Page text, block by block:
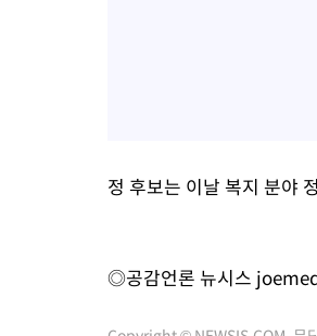
정 후보는 이날 복지 분야
◎공감언론 뉴시스